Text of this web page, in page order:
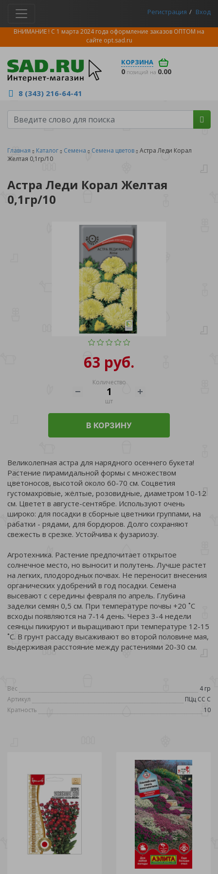
Регистрация Вход
ВНИМАНИЕ ! С 1 марта 2024 года оформление заказов ОПТОМ на
сайте opt.sad.ru
КОРЗИНА
0 позиций на 0.00
8 (343) 216-64-41
Главная Каталог Семена Семена цветов
Астра Леди Корал
Желтая 0,1гр/10
Астра Леди Корал Желтая
0,1гр/10
63 руб.
Количество
шт
В КОРЗИНУ
Великолепная астра для нарядного осеннего букета!
Растение пирамидальной формы с множеством
цветоносов, высотой около 60-70 см. Соцветия
густомахровые, жёлтые, розовидные, диаметром 10-12
см. Цветет в августе-сентябре. Используют очень
широко: для посадки в сборные цветники группами, на
рабатки - рядами, для бордюров. Долго сохраняют
свежесть в срезке. Устойчива к фузариозу.
Агротехника. Растение предпочитает открытое
солнечное место, но выносит и полутень. Лучше растет
на легких, плодородных почвах. Не переносит внесения
органических удобрений в год посадки. Семена
высевают с середины февраля по апрель. Глубина
заделки семян 0,5 см. При температуре почвы +20 ˚C
всходы появляются на 7-14 день. Через 3-4 недели
сеянцы пикируют и выращивают при температуре 12-15
˚C. В грунт рассаду высаживают во второй половине мая,
выдерживая расстояние между растениями 20-30 см.
Вес
4 гр
Артикул
ПЦц СС С
Кратность
10